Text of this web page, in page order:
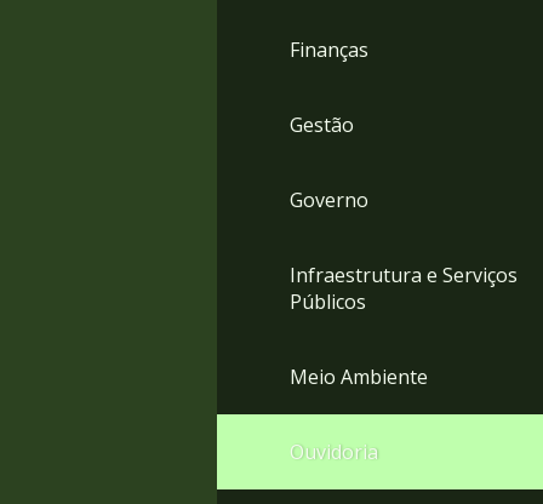
Finanças
Gestão
Governo
Infraestrutura e Serviços
Públicos
Meio Ambiente
Ouvidoria